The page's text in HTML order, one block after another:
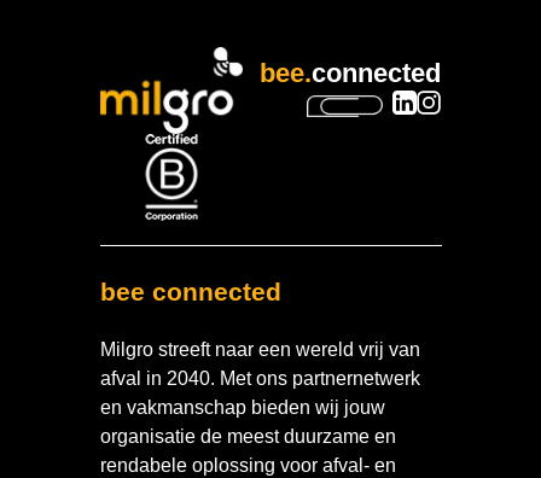
bee.connected
bee connected
Milgro streeft naar een wereld vrij van
afval in 2040. Met ons partnernetwerk
en vakmanschap bieden wij jouw
organisatie de meest duurzame en
rendabele oplossing voor afval- en